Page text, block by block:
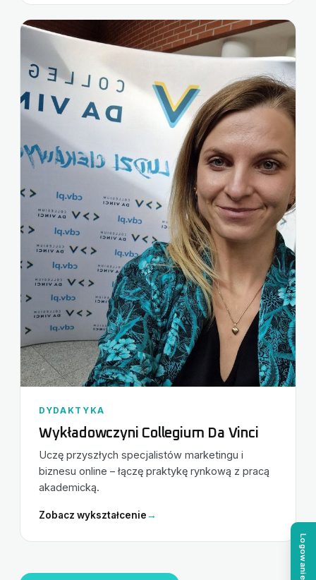
DYDAKTYKA
Wykładowczyni Collegium Da Vinci
Uczę przyszłych specjalistów marketingu i
biznesu online – łączę praktykę rynkową z pracą
akademicką.
Zobacz wykształcenie→